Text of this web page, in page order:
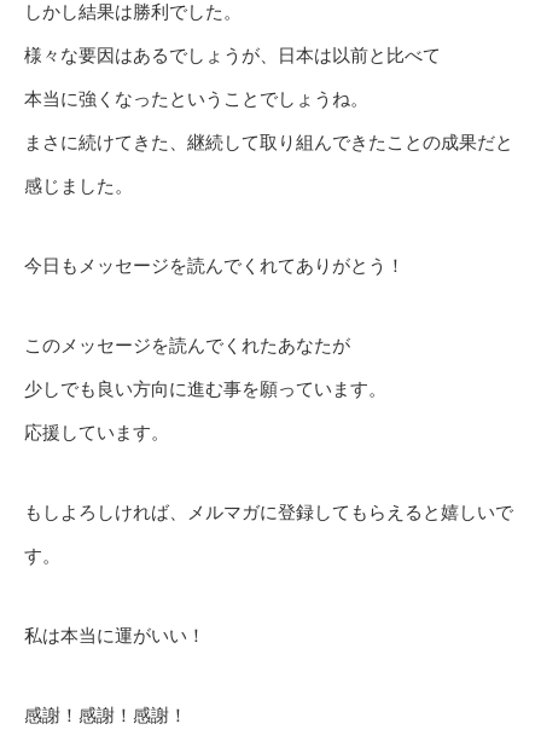
しかし結果は勝利でした。
様々な要因はあるでしょうが、日本は以前と比べて
本当に強くなったということでしょうね。
まさに続けてきた、継続して取り組んできたことの成果だと
感じました。
今日もメッセージを読んでくれてありがとう！
このメッセージを読んでくれたあなたが
少しでも良い方向に進む事を願っています。
応援しています。
もしよろしければ、メルマガに登録してもらえると嬉しいで
す。
私は本当に運がいい！
感謝！感謝！感謝！